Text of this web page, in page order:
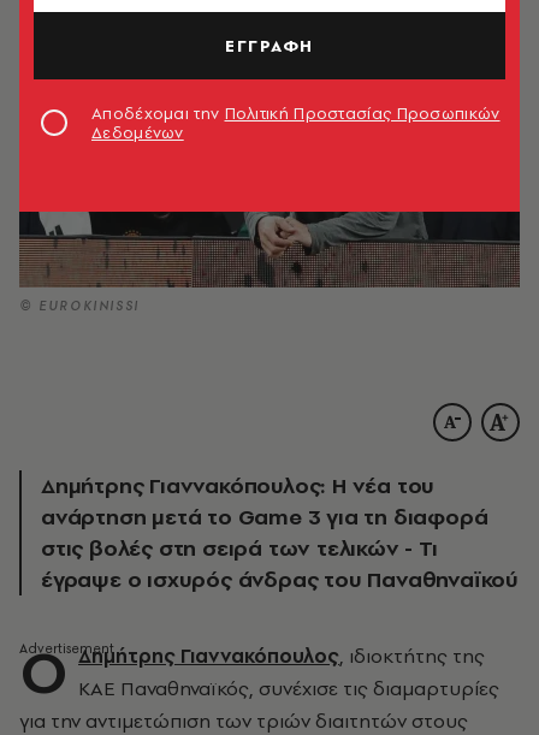
© EUROKINISSI
Δημήτρης Γιαννακόπουλος: H νέα του
ανάρτηση μετά το Game 3 για τη διαφορά
στις βολές στη σειρά των τελικών - Τι
έγραψε ο ισχυρός άνδρας του Παναθηναϊκού
Ο Δημήτρης Γιαννακόπουλος, ιδιοκτήτης της
ΚΑΕ Παναθηναϊκός, συνέχισε τις διαμαρτυρίες
για την αντιμετώπιση των τριών διαιτητών στους
ΕΓΓΡΑΦΗ
Αποδέχομαι την Πολιτική Προστασίας Προσωπικών
Δεδομένων